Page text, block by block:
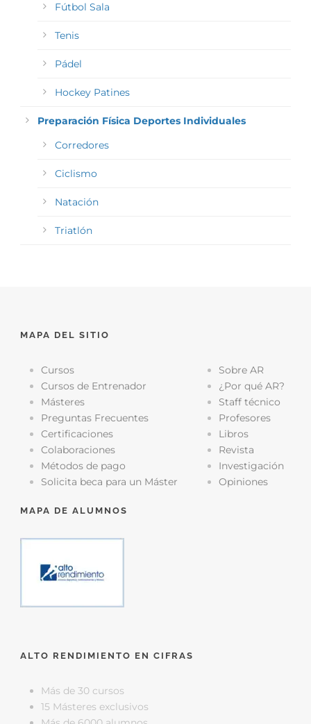
Fútbol Sala
Tenis
Pádel
Hockey Patines
Preparación Física Deportes Individuales
Corredores
Ciclismo
Natación
Triatlón
MAPA DEL SITIO
Cursos
Cursos de Entrenador
Másteres
Preguntas Frecuentes
Certificaciones
Colaboraciones
Métodos de pago
Solicita beca para un Máster
Sobre AR
¿Por qué AR?
Staff técnico
Profesores
Libros
Revista
Investigación
Opiniones
MAPA DE ALUMNOS
ALTO RENDIMIENTO EN CIFRAS
Más de 30 cursos
15 Másteres exclusivos